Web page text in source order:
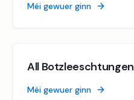
Méi gewuer ginn
All Botzleeschtungen
Méi gewuer ginn